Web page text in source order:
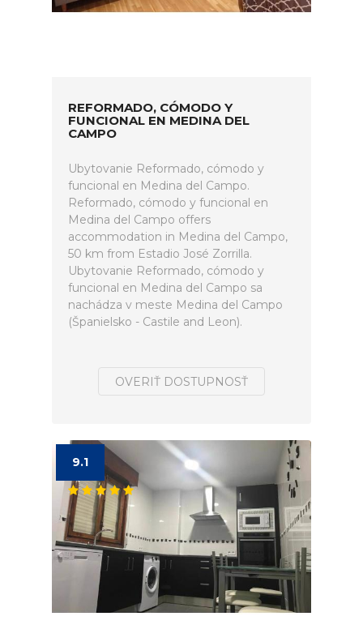
REFORMADO, CÓMODO Y
FUNCIONAL EN MEDINA DEL
CAMPO
Ubytovanie Reformado, cómodo y
funcional en Medina del Campo.
Reformado, cómodo y funcional en
Medina del Campo offers
accommodation in Medina del Campo,
50 km from Estadio José Zorrilla.
Ubytovanie Reformado, cómodo y
funcional en Medina del Campo sa
nachádza v meste Medina del Campo
(Španielsko - Castile and Leon).
OVERIŤ DOSTUPNOSŤ
9.1